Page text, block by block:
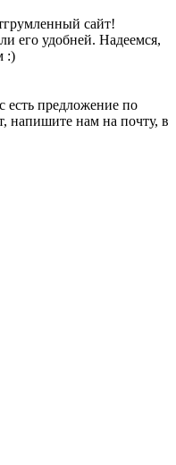
сайт!
его удобней. Надеемся,
:)
есть предложение по
напишите нам на почту, в